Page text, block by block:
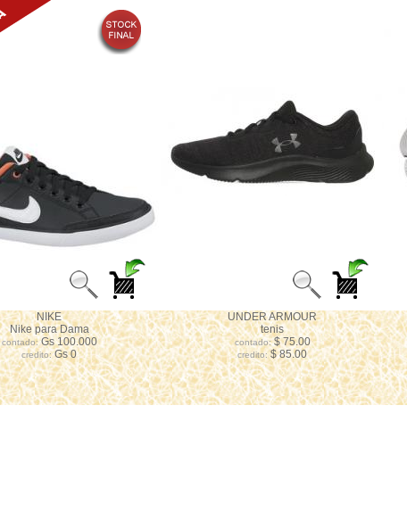
NIKE
Nike para Dama
contado:Gs 100.000
credito:Gs 0
UNDER ARMOUR
tenis
contado:$ 75.00
credito:$ 85.00